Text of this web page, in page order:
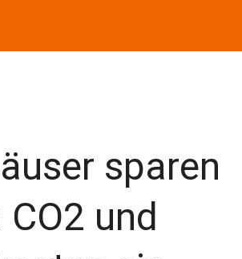
sparen
und